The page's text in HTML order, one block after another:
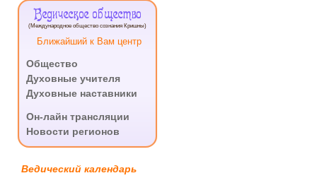
Ведическое общество
(Международное общество сознания Кришны)
Ближайший к Вам центр
Общество
Духовные учителя
Духовные наставники
Он-лайн трансляции
Новости регионов
Ведический календарь